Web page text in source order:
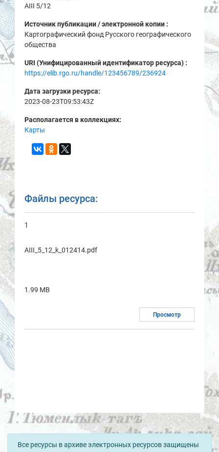
AIII 5/12
Источник публикации / электронной копии :
Картографический фонд Русского географического
общества
URI (Унифицированный идентификатор ресурса) :
https://elib.rgo.ru/handle/123456789/236924
Дата загрузки ресурса:
2023-08-23T09:53:43Z
Располагается в коллекциях:
Карты
Файлы ресурса:
1
AIII_5_12_k_012414.pdf
1.99 MB
Просмотр
Все ресурсы в архиве электронных ресурсов защищены